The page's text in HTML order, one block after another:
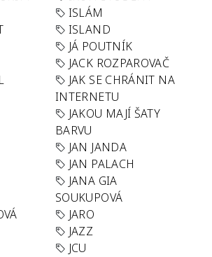
ISLÁM
ISLAND
JÁ POUTNÍK
JACK ROZPAROVAČ
JAK SE CHRÁNIT NA
INTERNETU
JAKOU MAJÍ ŠATY
BARVU
JAN JANDA
JAN PALACH
JANA GIA
SOUKUPOVÁ
JARO
JAZZ
JCU